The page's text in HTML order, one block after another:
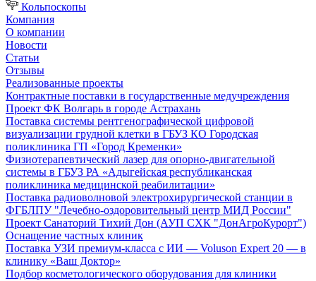
Кольпоскопы
Компания
О компании
Новости
Статьи
Отзывы
Реализованные проекты
Контрактные поставки в государственные медучреждения
Проект ФК Волгарь в городе Астрахань
Поставка системы рентгенографической цифровой
визуализации грудной клетки в ГБУЗ КО Городская
поликлиника ГП «Город Кременки»
Физиотерапевтический лазер для опорно-двигательной
системы в ГБУЗ РА «Адыгейская республиканская
поликлиника медицинской реабилитации»
Поставка радиоволновой электрохирургической станции в
ФГБЛПУ "Лечебно-оздоровительный центр МИД России"
Проект Санаторий Тихий Дон (АУП СХК "ДонАгроКурорт")
Оснащение частных клиник
Поставка УЗИ премиум-класса с ИИ — Voluson Expert 20 — в
клинику «Ваш Доктор»
Подбор косметологического оборудования для клиники